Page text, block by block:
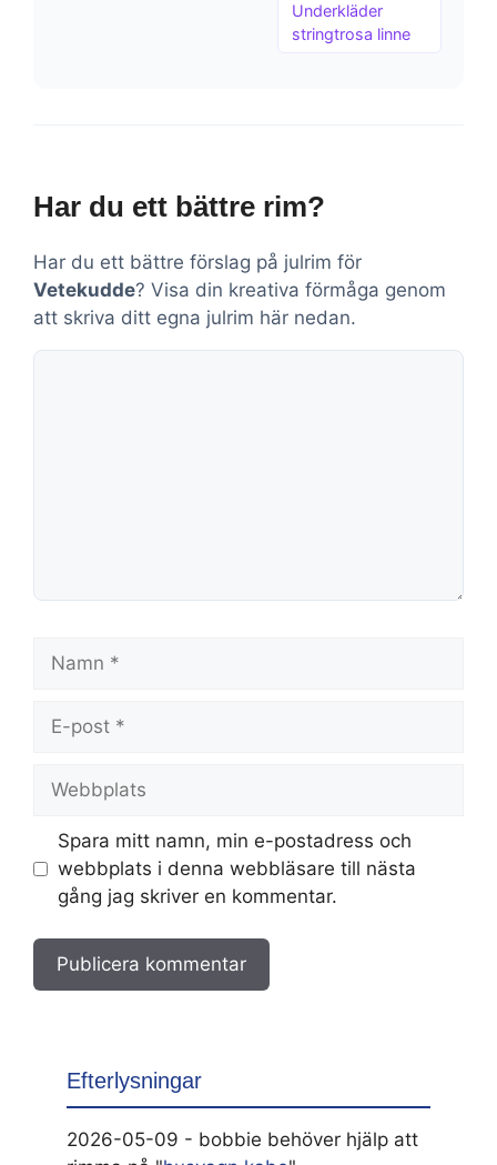
Underkläder
stringtrosa linne
Har du ett bättre rim?
Har du ett bättre förslag på julrim för
Vetekudde? Visa din kreativa förmåga genom
att skriva ditt egna julrim här nedan.
Kommentar
post
Spara mitt namn, min e-postadress och
webbplats i denna webbläsare till nästa
gång jag skriver en kommentar.
Efterlysningar
2026-05-09 - bobbie behöver hjälp att